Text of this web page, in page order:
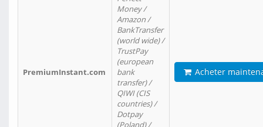
PremiumInstant.com
Money /
Amazon /
BankTransfer
(world wide) /
TrustPay
(european
bank
transfer) /
QIWI (CIS
countries) /
Dotpay
(Poland) /
Acheter